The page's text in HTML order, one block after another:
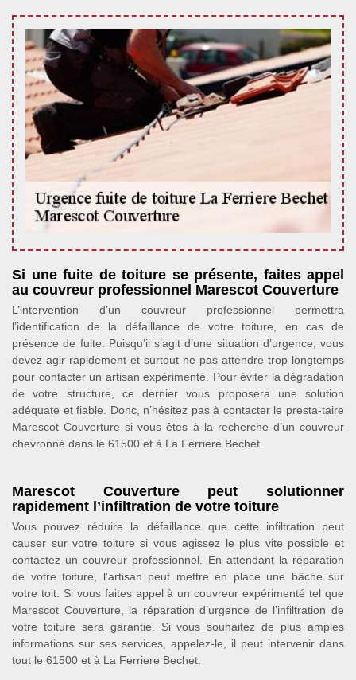
Si une fuite de toiture se présente, faites appel
au couvreur professionnel Marescot Couverture
L’intervention d’un couvreur professionnel permettra
l’identification de la défaillance de votre toiture, en cas de
présence de fuite. Puisqu’il s’agit d’une situation d’urgence, vous
devez agir rapidement et surtout ne pas attendre trop longtemps
pour contacter un artisan expérimenté. Pour éviter la dégradation
de votre structure, ce dernier vous proposera une solution
adéquate et fiable. Donc, n’hésitez pas à contacter le presta-taire
Marescot Couverture si vous êtes à la recherche d’un couvreur
chevronné dans le 61500 et à La Ferriere Bechet.
Marescot Couverture peut solutionner
rapidement l’infiltration de votre toiture
Vous pouvez réduire la défaillance que cette infiltration peut
causer sur votre toiture si vous agissez le plus vite possible et
contactez un couvreur professionnel. En attendant la réparation
de votre toiture, l’artisan peut mettre en place une bâche sur
votre toit. Si vous faites appel à un couvreur expérimenté tel que
Marescot Couverture, la réparation d’urgence de l’infiltration de
votre toiture sera garantie. Si vous souhaitez de plus amples
informations sur ses services, appelez-le, il peut intervenir dans
tout le 61500 et à La Ferriere Bechet.